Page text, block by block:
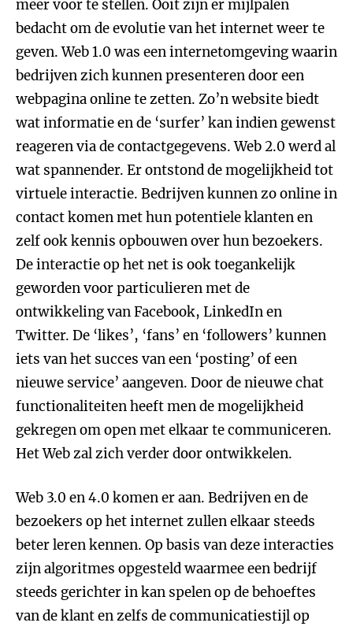
meer voor te stellen. Ooit zijn er mijlpalen
bedacht om de evolutie van het internet weer te
geven. Web 1.0 was een internetomgeving waarin
bedrijven zich kunnen presenteren door een
webpagina online te zetten. Zo’n website biedt
wat informatie en de ‘surfer’ kan indien gewenst
reageren via de contactgegevens. Web 2.0 werd al
wat spannender. Er ontstond de mogelijkheid tot
virtuele interactie. Bedrijven kunnen zo online in
contact komen met hun potentiele klanten en
zelf ook kennis opbouwen over hun bezoekers.
De interactie op het net is ook toegankelijk
geworden voor particulieren met de
ontwikkeling van Facebook, LinkedIn en
Twitter. De ‘likes’, ‘fans’ en ‘followers’ kunnen
iets van het succes van een ‘posting’ of een
nieuwe service’ aangeven. Door de nieuwe chat
functionaliteiten heeft men de mogelijkheid
gekregen om open met elkaar te communiceren.
Het Web zal zich verder door ontwikkelen.
Web 3.0 en 4.0 komen er aan. Bedrijven en de
bezoekers op het internet zullen elkaar steeds
beter leren kennen. Op basis van deze interacties
zijn algoritmes opgesteld waarmee een bedrijf
steeds gerichter in kan spelen op de behoeftes
van de klant en zelfs de communicatiestijl op